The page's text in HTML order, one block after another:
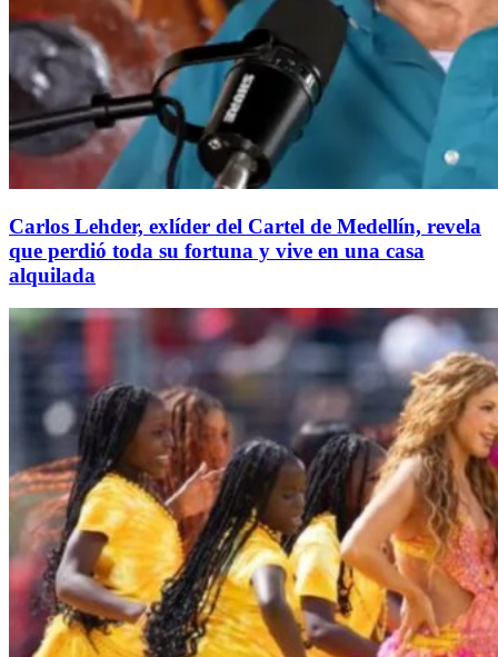
Carlos Lehder, exlíder del Cartel de Medellín, revela
que perdió toda su fortuna y vive en una casa
alquilada